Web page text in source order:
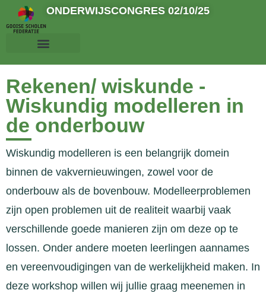
ONDERWIJSCONGRES 02/10/25
Rekenen/ wiskunde -
Wiskundig modelleren in
de onderbouw
Wiskundig modelleren is een belangrijk domein
binnen de vakvernieuwingen, zowel voor de
onderbouw als de bovenbouw. Modelleerproblemen
zijn open problemen uit de realiteit waarbij vaak
verschillende goede manieren zijn om deze op te
lossen. Onder andere moeten leerlingen aannames
en vereenvoudigingen van de werkelijkheid maken. In
deze workshop willen wij jullie graag meenemen in